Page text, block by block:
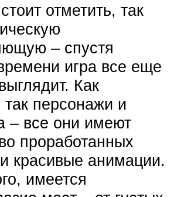
отметить, так
– спустя
игра все еще
Как
персонажи и
– все они имеют
проработанных
красивые анимации.
имеется